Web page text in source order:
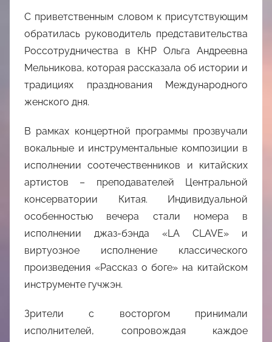
С приветственным словом к присутствующим
обратилась руководитель представительства
Россотрудничества в КНР Ольга Андреевна
Мельникова, которая рассказала об истории и
традициях празднования Международного
женского дня.
В рамках концертной программы прозвучали
вокальные и инструментальные композиции в
исполнении соотечественников и китайских
артистов – преподавателей Центральной
консерватории Китая. Индивидуальной
особенностью вечера стали номера в
исполнении джаз-бэнда «LA CLAVE» и
виртуозное исполнение классического
произведения «Рассказ о боге» на китайском
инструменте гучжэн.
Зрители с восторгом принимали
исполнителей, сопровождая каждое